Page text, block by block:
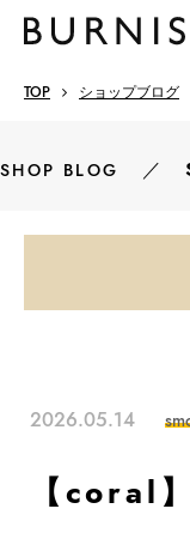
TOP ショップブログ
SHOP BLOG ／
2026.05.14
【coral